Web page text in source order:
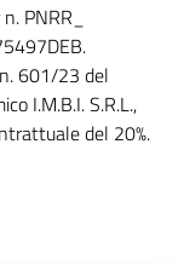
PNRR_
601/23 del
I.M.B.I. S.R.L.,
del 20%.